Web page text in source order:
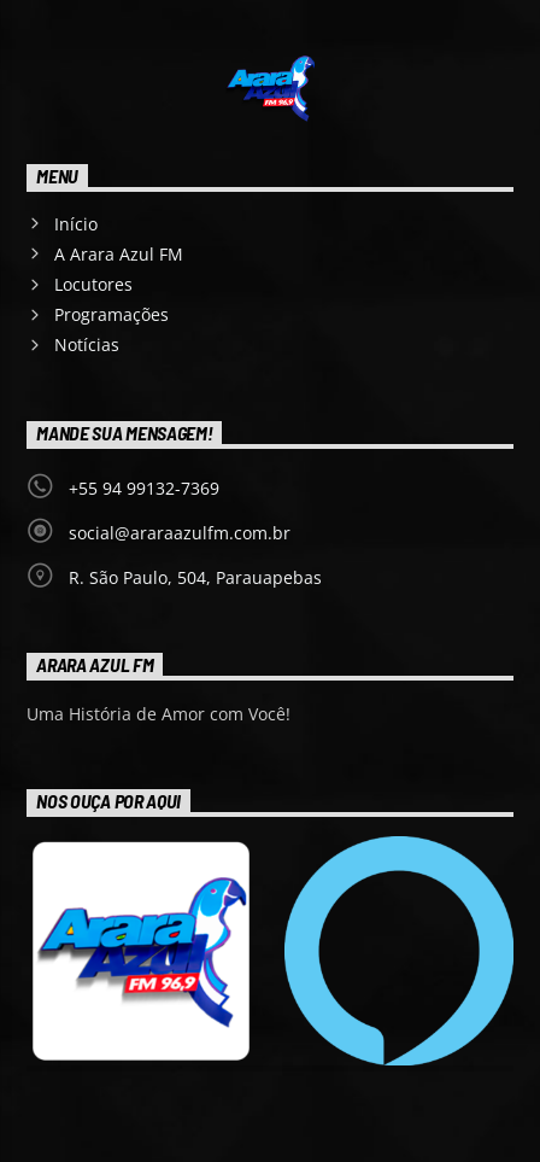
MENU
Início
A Arara Azul FM
Locutores
Programações
Notícias
MANDE SUA MENSAGEM!
+55 94 99132-7369
social@araraazulfm.com.br
R. São Paulo, 504, Parauapebas
ARARA AZUL FM
Uma História de Amor com Você!
NOS OUÇA POR AQUI